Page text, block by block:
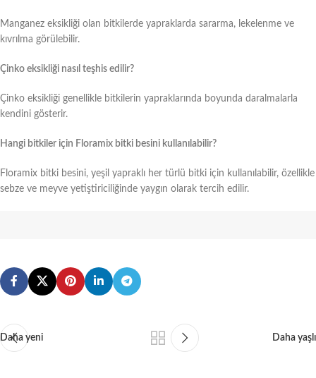
Manganez eksikliği olan bitkilerde yapraklarda sararma, lekelenme ve
kıvrılma görülebilir.
Çinko eksikliği nasıl teşhis edilir?
Çinko eksikliği genellikle bitkilerin yapraklarında boyunda daralmalarla
kendini gösterir.
Hangi bitkiler için Floramix bitki besini kullanılabilir?
Floramix bitki besini, yeşil yapraklı her türlü bitki için kullanılabilir, özellikle
sebze ve meyve yetiştiriciliğinde yaygın olarak tercih edilir.
Daha yeni Daha yaşlı